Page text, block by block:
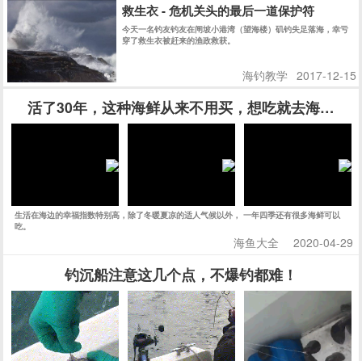
救生衣 - 危机关头的最后一道保护符
今天一名钓友钓友在闸坡小港湾（望海楼）矶钓失足落海，幸亏
穿了救生衣被赶来的渔政救获。
海钓教学 2017-12-15
活了30年，这种海鲜从来不用买，想吃就去海边挖
生活在海边的幸福指数特别高，除了冬暖夏凉的适人气候以外， 一年四季还有很多海鲜可以
吃。
海鱼大全 2020-04-29
钓沉船注意这几个点，不爆钓都难！